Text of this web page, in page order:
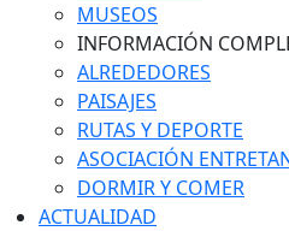
MUSEOS
INFORMACIÓN
ALREDEDORES
PAISAJES
RUTAS Y DEPORTE
ASOCIACIÓN
DORMIR Y COMER
ACTUALIDAD